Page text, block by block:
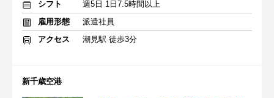
シフト
週5日 1日7.5時間以上
雇用形態
派遣社員
アクセス
潮見駅 徒歩3分
新千歳空港